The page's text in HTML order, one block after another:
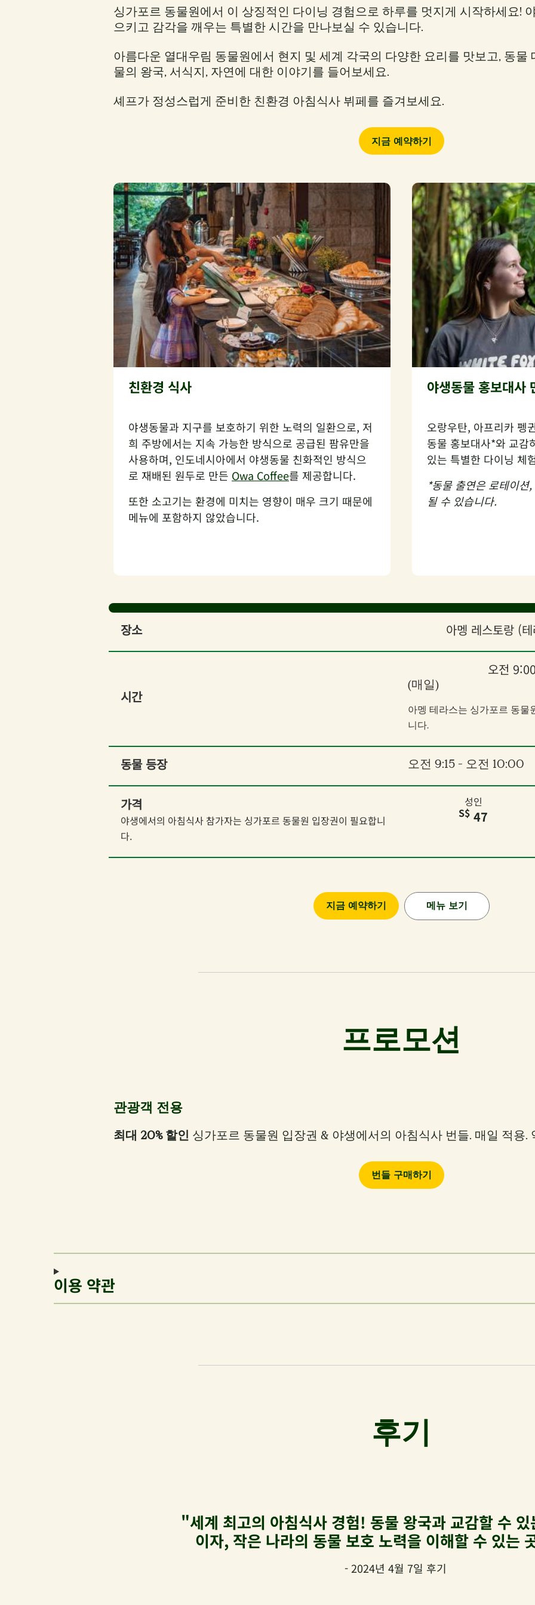
싱가포르 동물원에서 이 상징적인 다이닝 경험으로 하루를 멋지게 시작하세요!
으키고 감각을 깨우는 특별한 시간을 만나보실 수 있습니다.
아름다운 열대우림 동물원에서 현지 및 세계 각국의 다양한 요리를 맛보고, 동물
물의 왕국, 서식지, 자연에 대한 이야기를 들어보세요.
셰프가 정성스럽게 준비한 친환경 아침식사 뷔페를 즐겨보세요.
지금 예약하기
친환경 식사
야생동물과 지구를 보호하기 위한 노력의 일환으로, 저
희 주방에서는 지속 가능한 방식으로 공급된 팜유만을
사용하며, 인도네시아에서 야생동물 친화적인 방식으
로 재배된 원두로 만든 Owa Coffee를 제공합니다.
또한 소고기는 환경에 미치는 영향이 매우 크기 때문에
메뉴에 포함하지 않았습니다.
야생동물 홍보대사
오랑우탄, 아프리카 펭
동물 홍보대사*와 교감
있는 특별한 다이닝 체
*동물 출연은 로테이
될 수 있습니다.
장소 아멩 레스토랑 (
시간
오전
(매일)
아멩 테라스는 싱가포르 동물
니다.
동물 등장 오전 9:15 - 오전 10:00
가격
야생에서의 아침식사 참가자는 싱가포르 동물원 입장권이 필요합니
다.
성인
S$ 47
지금 예약하기 메뉴 보기
프로모션
관광객 전용
최대 20% 할인 싱가포르 동물원 입장권 & 야생에서의 아침식사 번들. 매일 적용.
번들 구매하기
이용 약관
후기
"세계 최고의 아침식사 경험! 동물 왕국과 교감할 수 있
이자, 작은 나라의 동물 보호 노력을 이해할 수 있는
- 2024년 4월 7일 후기